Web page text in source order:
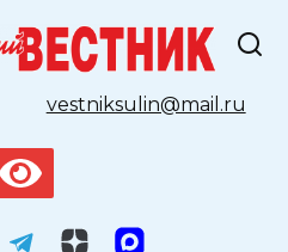
vestniksulin@mail.ru